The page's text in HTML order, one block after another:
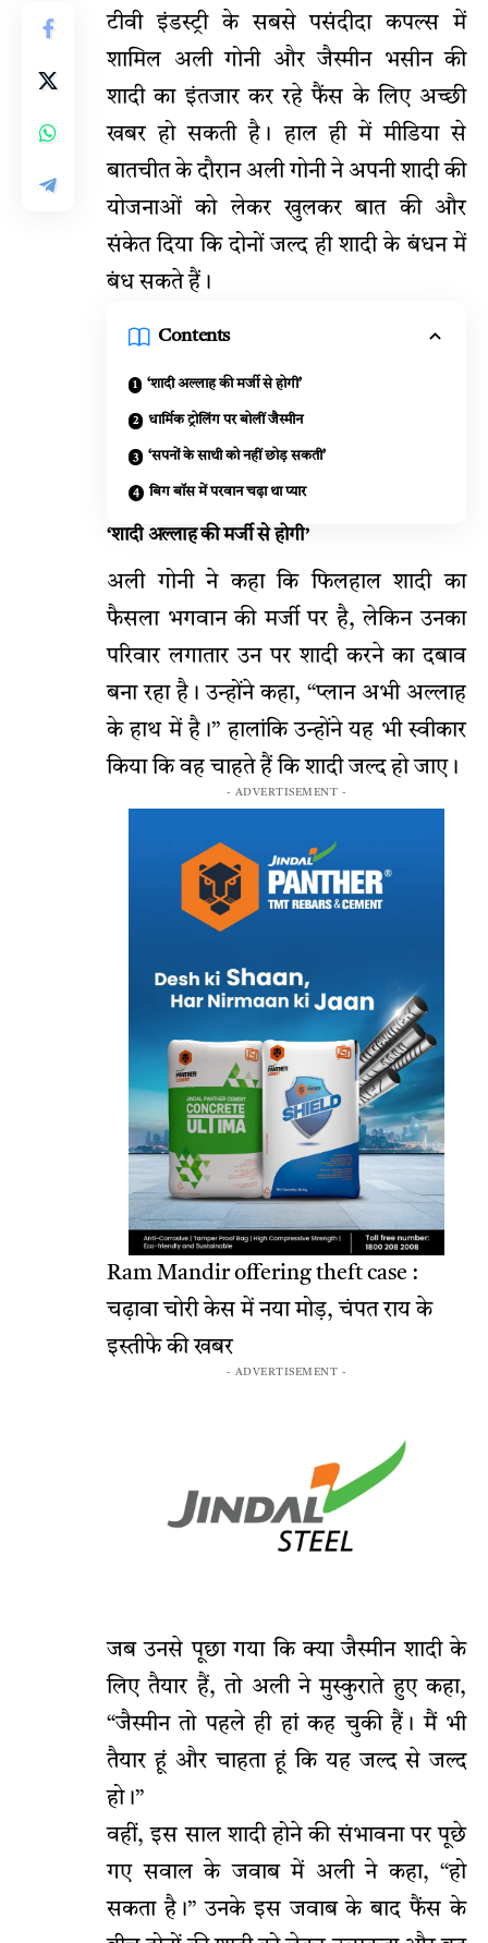
टीवी इंडस्ट्री के सबसे पसंदीदा कपल्स में
शामिल अली गोनी और जैस्मीन भसीन की
शादी का इंतजार कर रहे फैंस के लिए अच्छी
खबर हो सकती है। हाल ही में मीडिया से
बातचीत के दौरान अली गोनी ने अपनी शादी की
योजनाओं को लेकर खुलकर बात की और
संकेत दिया कि दोनों जल्द ही शादी के बंधन में
बंध सकते हैं।
Contents
‘शादी अल्लाह की मर्जी से होगी’
धार्मिक ट्रोलिंग पर बोलीं जैस्मीन
‘सपनों के साथी को नहीं छोड़ सकती’
बिग बॉस में परवान चढ़ा था प्यार
‘शादी अल्लाह की मर्जी से होगी’
अली गोनी ने कहा कि फिलहाल शादी का
फैसला भगवान की मर्जी पर है, लेकिन उनका
परिवार लगातार उन पर शादी करने का दबाव
बना रहा है। उन्होंने कहा, “प्लान अभी अल्लाह
के हाथ में है।” हालांकि उन्होंने यह भी स्वीकार
किया कि वह चाहते हैं कि शादी जल्द हो जाए।
- ADVERTISEMENT -
Ram Mandir offering theft case :
चढ़ावा चोरी केस में नया मोड़, चंपत राय के
इस्तीफे की खबर
- ADVERTISEMENT -
जब उनसे पूछा गया कि क्या जैस्मीन शादी के
लिए तैयार हैं, तो अली ने मुस्कुराते हुए कहा,
“जैस्मीन तो पहले ही हां कह चुकी हैं। मैं भी
तैयार हूं और चाहता हूं कि यह जल्द से जल्द
हो।”
वहीं, इस साल शादी होने की संभावना पर पूछे
गए सवाल के जवाब में अली ने कहा, “हो
सकता है।” उनके इस जवाब के बाद फैंस के